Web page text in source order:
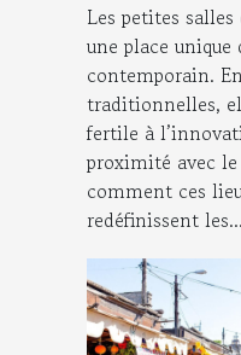
Les petites
une place
contemporain.
traditionnelles,
fertile à
proximité avec
comment ces
redéfinissent les...